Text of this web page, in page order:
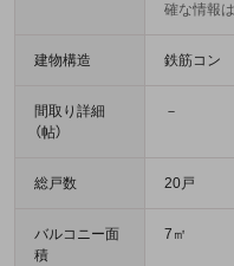
確な情報
建物構造 鉄筋コン
間取り詳細
（帖）
－
総戸数 20戸
バルコニー面
積
7㎡